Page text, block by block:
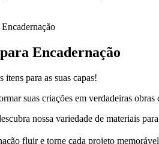
Encadernação
itens para as suas capas!
suas criações em verdadeiras
nossa variedade de materiais
fluir e torne cada projeto